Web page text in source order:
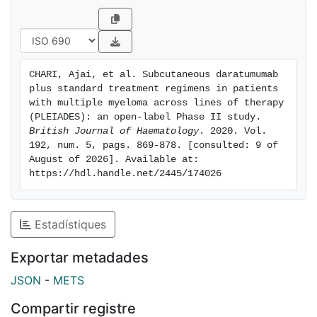
88·1% (90% CI 79·5-93·9%) and 90·8% (90% CI 82·6-
95·9%). With longer median follow-up for D-VMP and
D-Rd (14·3 and 14·7 months respectively), responses
and minimal residual disease-negativity (10-5 ) rates
were 16·4% and 15·4%. Infusion-related reactions
across all cohorts were infrequent (≤9·0%) and mild.
The median DARA SC administration time was 5 min.
DARA SC with standard-of-care regimens
demonstrated comparable clinical activity to DARA IV-
rates and reduced administration time.
CHARI, Ajai, et al. Subcutaneous daratumumab
plus standard treatment regimens in patients
with multiple myeloma across lines of therapy
British Journal of Haematology. 2020. Vol.
192, num. 5, pags. 869-878. [consulted: 9 of
August of 2026]. Available at:
https://hdl.handle.net/2445/174026
Estadístiques
Exportar metadades
JSON - METS
Compartir registre